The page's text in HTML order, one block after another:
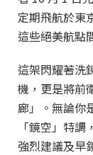
定期飛航於東
這些絕美航點
這架閃耀著洗
機，更是將前
廊」。無論你
「鏡空」特
強烈建議及早